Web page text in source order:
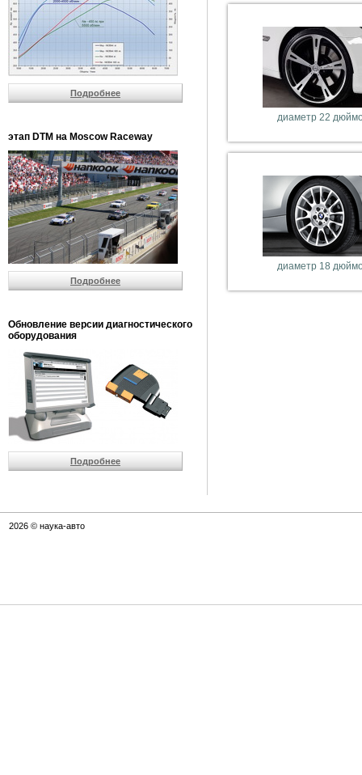
Подробнее
этап DTM на Moscow Raceway
Подробнее
Обновление версии диагностического
оборудования
Подробнее
диаметр 22
диаметр 18
2026 © наука-авто